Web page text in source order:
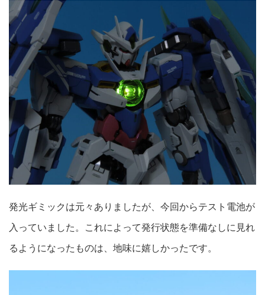
発光ギミックは元々ありましたが、今回からテスト電池が
入っていました。これによって発行状態を準備なしに見れ
るようになったものは、地味に嬉しかったです。